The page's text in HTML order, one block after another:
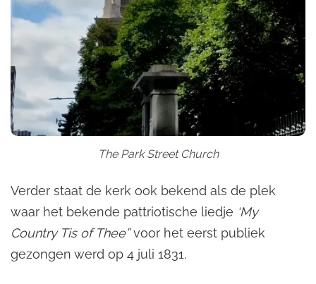
The Park Street Church
Verder staat de kerk ook bekend als de plek
waar het bekende pattriotische liedje ‘My
Country Tis of Thee”voor het eerst publiek
gezongen werd op 4 juli 1831.